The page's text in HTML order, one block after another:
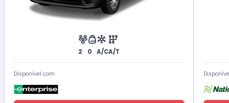
2 0 A/CA/T
Disponível com